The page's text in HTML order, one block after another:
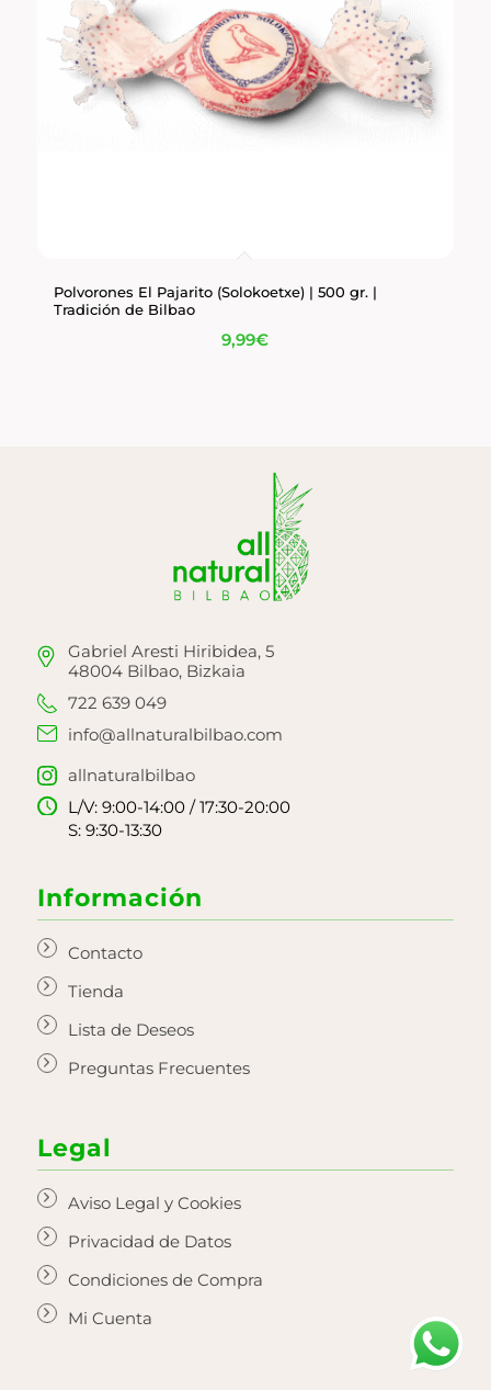
Polvorones El Pajarito (Solokoetxe) | 500 gr. |
Tradición de Bilbao
9,99€
Gabriel Aresti Hiribidea, 5
48004 Bilbao, Bizkaia
722 639 049
info@allnaturalbilbao.com
allnaturalbilbao
L/V: 9:00-14:00 / 17:30-20:00
S: 9:30-13:30
Información
Contacto
Tienda
Lista de Deseos
Preguntas Frecuentes
Legal
Aviso Legal y Cookies
Privacidad de Datos
Condiciones de Compra
Mi Cuenta